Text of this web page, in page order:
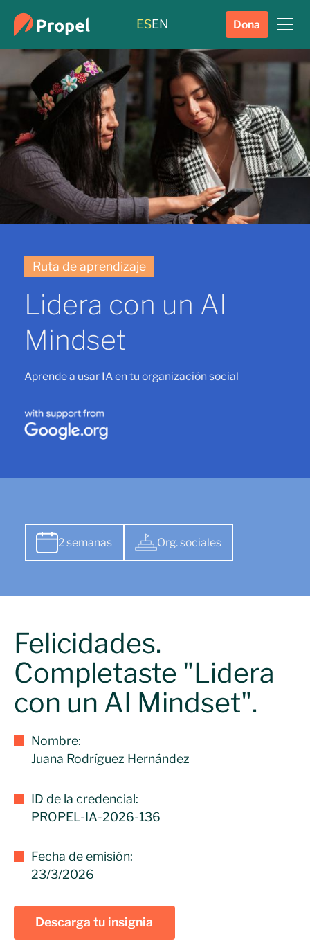
ESEN Dona
Ruta de aprendizaje
Lidera con un AI
Mindset
Aprende a usar IA en tu organización social
2 semanas Org. sociales
Felicidades.
Completaste "Lidera
con un AI Mindset".
Nombre:
Juana Rodríguez Hernández
ID de la credencial:
PROPEL-IA-2026-136
Fecha de emisión:
23/3/2026
Descarga tu insignia